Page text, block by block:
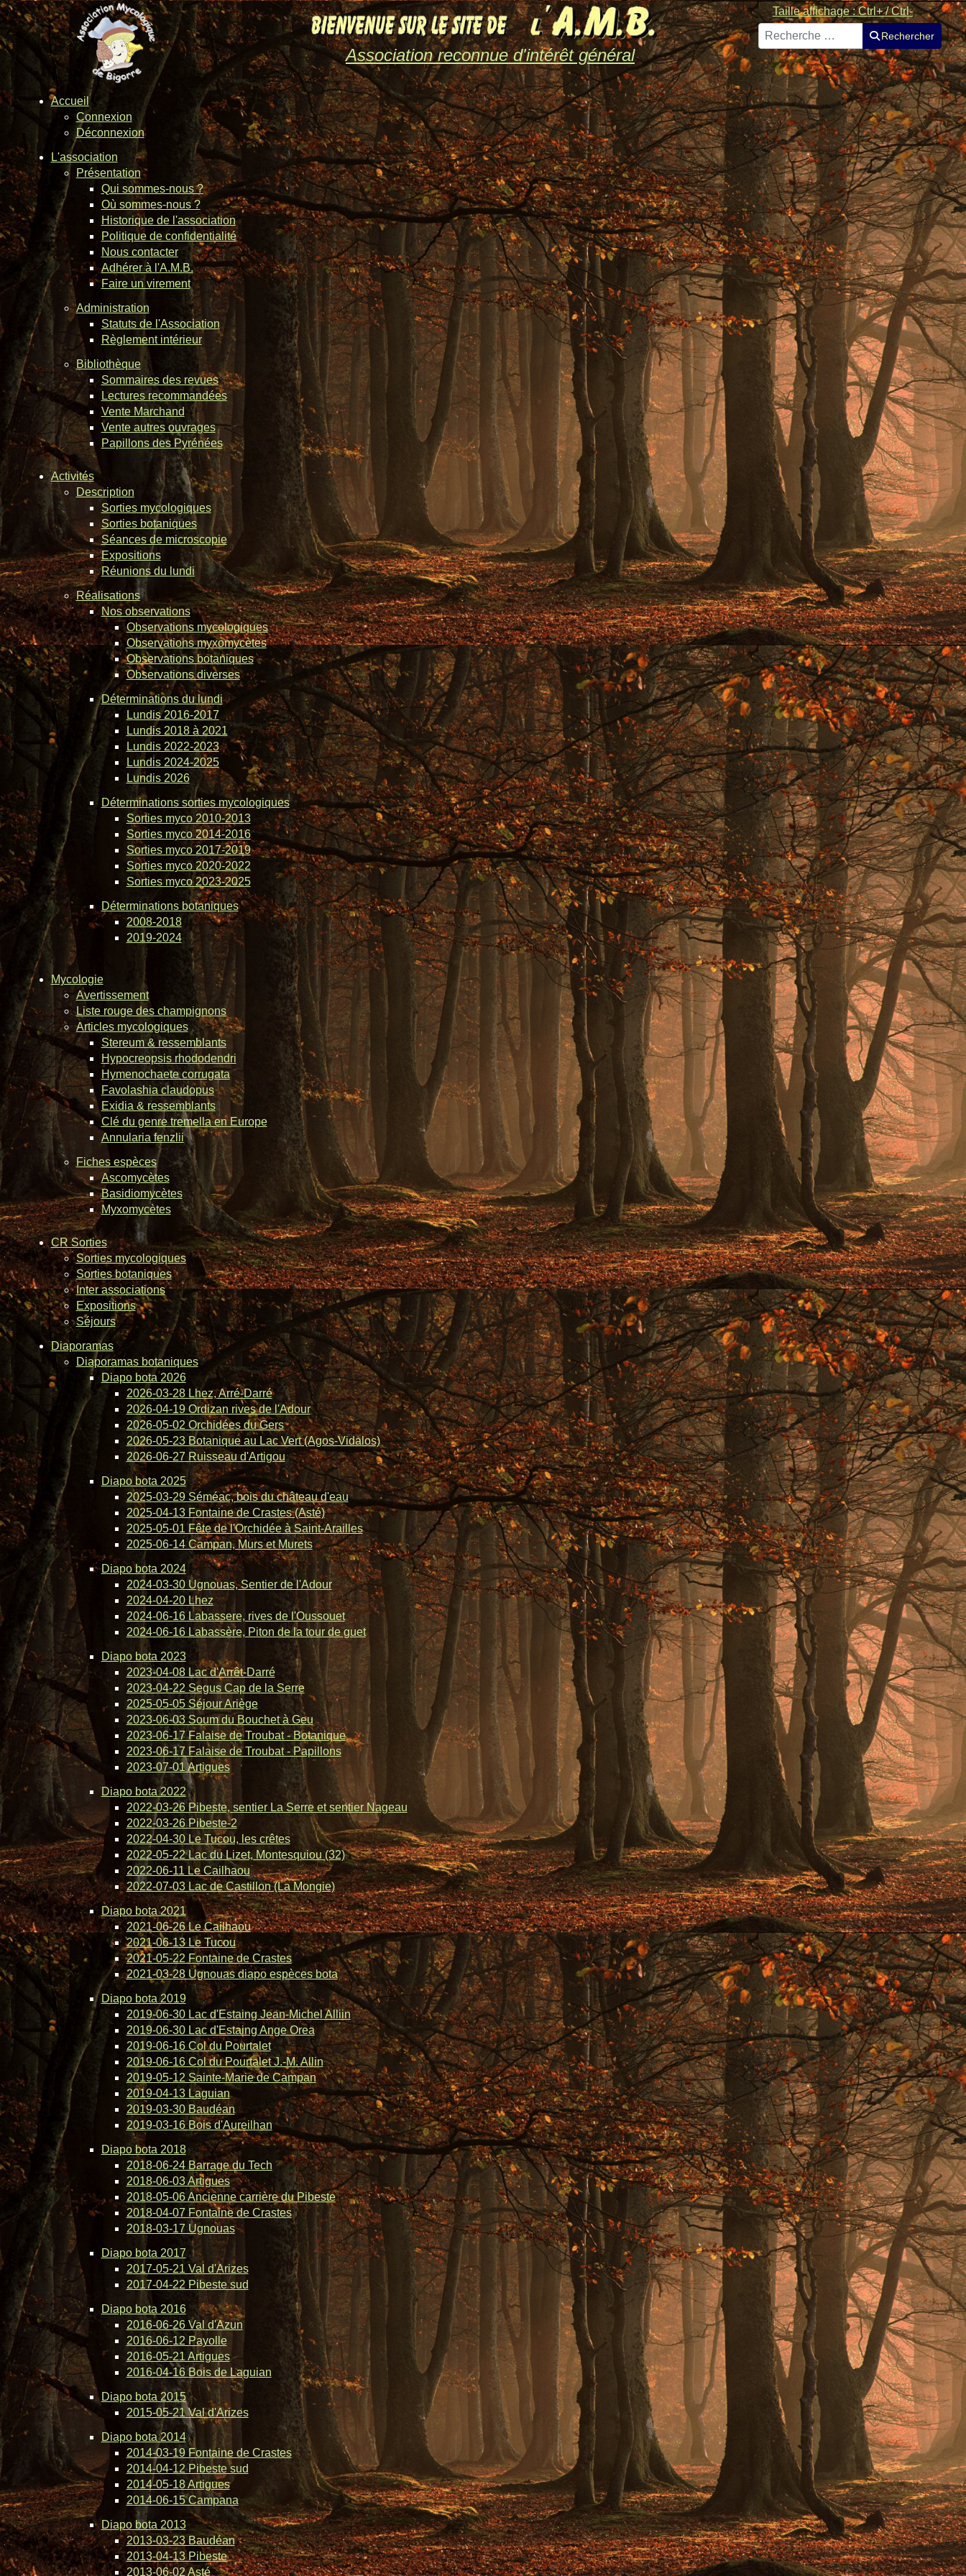
Association reconnue d'intérêt général
Taille affichage : Ctrl+ / Ctrl-
Rechercher
Rechercher
Accueil
Connexion
Déconnexion
L'association
Présentation
Qui sommes-nous ?
Où sommes-nous ?
Historique de l'association
Politique de confidentialité
Nous contacter
Adhérer à l'A.M.B.
Faire un virement
Administration
Statuts de l'Association
Règlement intérieur
Bibliothèque
Sommaires des revues
Lectures recommandées
Vente Marchand
Vente autres ouvrages
Papillons des Pyrénées
Activités
Description
Sorties mycologiques
Sorties botaniques
Séances de microscopie
Expositions
Réunions du lundi
Réalisations
Nos observations
Observations mycologiques
Observations myxomycètes
Observations botaniques
Observations diverses
Déterminations du lundi
Lundis 2016-2017
Lundis 2018 à 2021
Lundis 2022-2023
Lundis 2024-2025
Lundis 2026
Déterminations sorties mycologiques
Sorties myco 2010-2013
Sorties myco 2014-2016
Sorties myco 2017-2019
Sorties myco 2020-2022
Sorties myco 2023-2025
Déterminations botaniques
2008-2018
2019-2024
Mycologie
Avertissement
Liste rouge des champignons
Articles mycologiques
Stereum & ressemblants
Hypocreopsis rhododendri
Hymenochaete corrugata
Favolashia claudopus
Exidia & ressemblants
Clé du genre tremella en Europe
Annularia fenzlii
Fiches espèces
Ascomycètes
Basidiomycètes
Myxomycètes
CR Sorties
Sorties mycologiques
Sorties botaniques
Inter associations
Expositions
Séjours
Diaporamas
Diaporamas botaniques
Diapo bota 2026
2026-03-28 Lhez, Arré-Darré
2026-04-19 Ordizan rives de l'Adour
2026-05-02 Orchidées du Gers
2026-05-23 Botanique au Lac Vert (Agos-Vidalos)
2026-06-27 Ruisseau d'Artigou
Diapo bota 2025
2025-03-29 Séméac, bois du château d'eau
2025-04-13 Fontaine de Crastes (Asté)
2025-05-01 Fête de l'Orchidée à Saint-Arailles
2025-06-14 Campan, Murs et Murets
Diapo bota 2024
2024-03-30 Ugnouas, Sentier de l'Adour
2024-04-20 Lhez
2024-06-16 Labassere, rives de l'Oussouet
2024-06-16 Labassère, Piton de la tour de guet
Diapo bota 2023
2023-04-08 Lac d'Arrêt-Darré
2023-04-22 Segus Cap de la Serre
2025-05-05 Séjour Ariège
2023-06-03 Soum du Bouchet à Geu
2023-06-17 Falaise de Troubat - Botanique
2023-06-17 Falaise de Troubat - Papillons
2023-07-01 Artigues
Diapo bota 2022
2022-03-26 Pibeste, sentier La Serre et sentier Nageau
2022-03-26 Pibeste-2
2022-04-30 Le Tucou, les crêtes
2022-05-22 Lac du Lizet, Montesquiou (32)
2022-06-11 Le Cailhaou
2022-07-03 Lac de Castillon (La Mongie)
Diapo bota 2021
2021-06-26 Le Cailhaou
2021-06-13 Le Tucou
2021-05-22 Fontaine de Crastes
2021-03-28 Ugnouas diapo espèces bota
Diapo bota 2019
2019-06-30 Lac d'Estaing Jean-Michel Alliin
2019-06-30 Lac d'Estaing Ange Orea
2019-06-16 Col du Pourtalet
2019-06-16 Col du Pourtalet J.-M. Allin
2019-05-12 Sainte-Marie de Campan
2019-04-13 Laguian
2019-03-30 Baudéan
2019-03-16 Bois d'Aureilhan
Diapo bota 2018
2018-06-24 Barrage du Tech
2018-06-03 Artigues
2018-05-06 Ancienne carrière du Pibeste
2018-04-07 Fontaine de Crastes
2018-03-17 Ugnouas
Diapo bota 2017
2017-05-21 Val d'Arizes
2017-04-22 Pibeste sud
Diapo bota 2016
2016-06-26 Val d'Azun
2016-06-12 Payolle
2016-05-21 Artigues
2016-04-16 Bois de Laguian
Diapo bota 2015
2015-05-21 Val d'Arizes
Diapo bota 2014
2014-03-19 Fontaine de Crastes
2014-04-12 Pibeste sud
2014-05-18 Artigues
2014-06-15 Campana
Diapo bota 2013
2013-03-23 Baudéan
2013-04-13 Pibeste
2013-06-02 Asté